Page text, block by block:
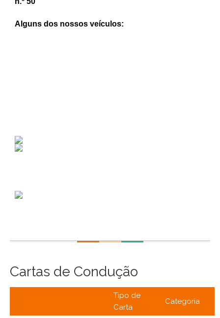
Alguns dos nossos veículos:
Cartas de Condução
Tipo de
Carta
Categoria